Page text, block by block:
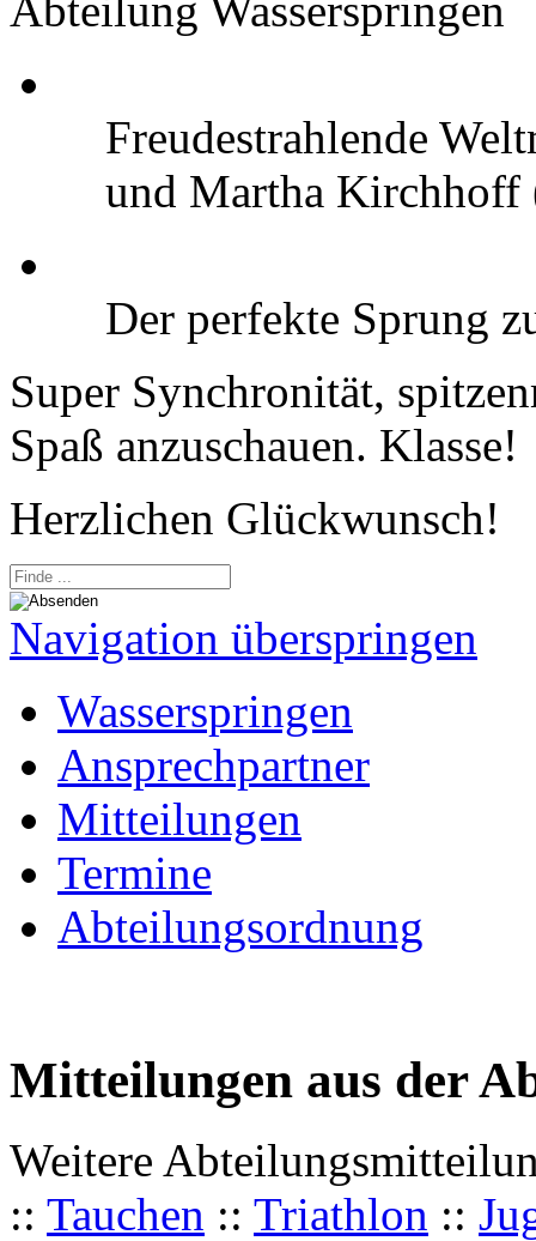
Freudestrahlende
und Martha Kirchhoff
Der perfekte Sprung
Super Synchronität,
Spaß anzuschauen. Klasse!
Herzlichen Glückwunsch!
Navigation überspringen
Wasserspringen
Ansprechpartner
Mitteilungen
Termine
Abteilungsordnung
Mitteilungen aus der
Weitere
:: Tauchen :: Triathlon ::